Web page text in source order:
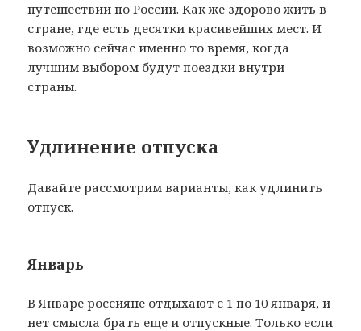
путешествий по России. Как же здорово жить в
стране, где есть десятки красивейших мест. И
возможно сейчас именно то время, когда
лучшим выбором будут поездки внутри
страны.
Удлинение отпуска
Давайте рассмотрим варианты, как удлинить
отпуск.
Январь
В Январе россияне отдыхают с 1 по 10 января, и
нет смысла брать еще и отпускные. Только если